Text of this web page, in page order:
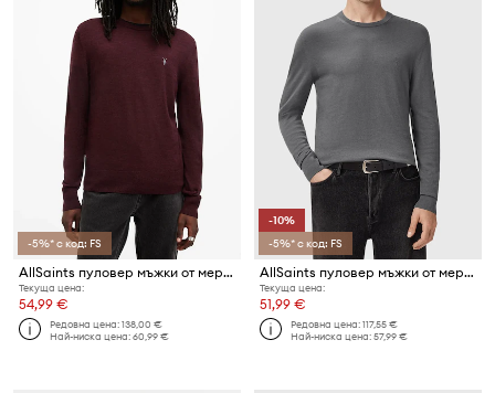
-5%* с код: FS
AllSaints пуловер мъжки от мериносова вълна
Текуща цена:
54,99 €
Редовна цена:138,00 €
Най-ниска цена:60,99 €
-10%
-5%* с код: FS
AllSaints пуловер мъжки от мериносова вълна
Текуща цена:
51,99 €
Редовна цена:117,55 €
Най-ниска цена:57,99 €